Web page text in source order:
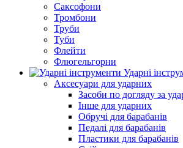
Саксофони
Тромбони
Труби
Туби
Флейти
Флюгельгорни
Ударні
Аксесуари для ударних
Засоби по догляду за
Інше для ударних
Обручі для барабанів
Педалі для барабанів
Пластики для барабанів